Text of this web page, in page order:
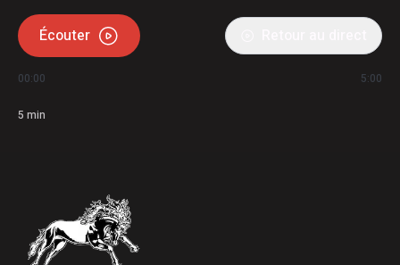
Écouter
00:00 5:00
5 min